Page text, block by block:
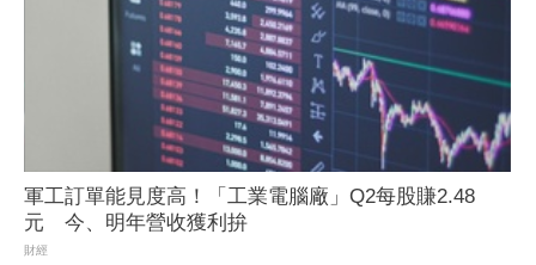
軍工訂單能見度高！「工業電腦廠」Q2每股賺2.48
元 今、明年營收獲利拚
財經